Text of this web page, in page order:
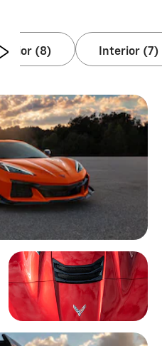
(8) Interior (7)